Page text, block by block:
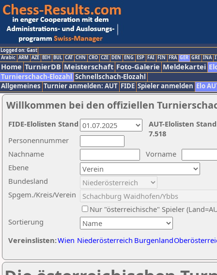
Logged on: Gast
Arabic ARM AZE BIH BUL CAT CHN CRO CZE DEN ENG ESP FAI FIN FRA GER GRE INA
Home TurnierDB Meisterschaft Foto-Galerie Meldekartei
Turnierschach-Elozahl Schnellschach-Elozahl
Allgemeines Turnier anmelden: AUT FIDE Spieler anmelden Elo
Willkommen bei den offiziellen
Nachname
Vorname
Ebene
Sortierung
Personennummer
Bundesland
Spgem./Kreis/Verein
Nur "österreichische" Spieler
Vereinslisten:Wien Niederösterreich Burgenland
AUT-Elolisten
7.518
FIDE-Elolisten Stand